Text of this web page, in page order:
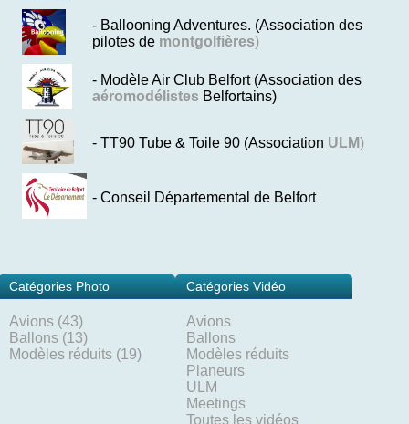
- Ballooning Adventures. (Association des
pilotes de montgolfières)
- Modèle Air Club Belfort (Association des
aéromodélistes Belfortains)
- TT90 Tube & Toile 90 (Association ULM)
- Conseil Départemental de Belfort
Catégories Photo
Avions (43)
Ballons (13)
Modèles réduits (19)
Catégories Vidéo
Avions
Ballons
Modèles réduits
Planeurs
ULM
Meetings
Toutes les vidéos